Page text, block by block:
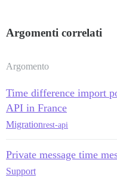
Argomenti correlati
Argomento
Time difference import
API in France
Migrationrest-api
Private message time
Support